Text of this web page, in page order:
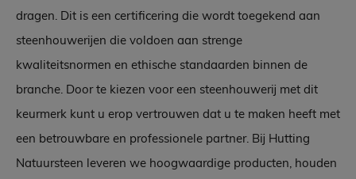
dragen. Dit is een certificering die wordt toegekend aan
steenhouwerijen die voldoen aan strenge
kwaliteitsnormen en ethische standaarden binnen de
branche. Door te kiezen voor een steenhouwerij met dit
keurmerk kunt u erop vertrouwen dat u te maken heeft met
een betrouwbare en professionele partner. Bij Hutting
Natuursteen leveren we hoogwaardige producten, houden